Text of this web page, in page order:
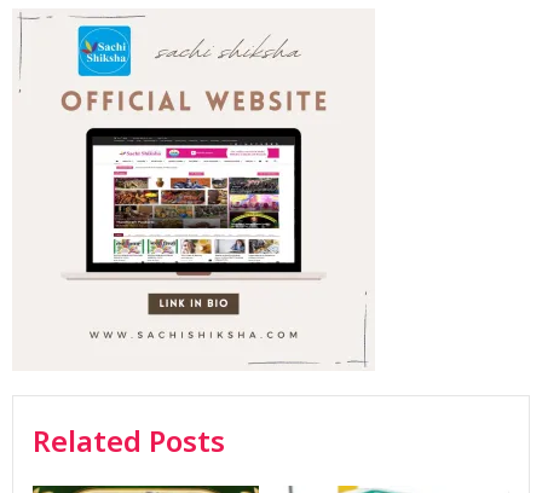
Related Posts